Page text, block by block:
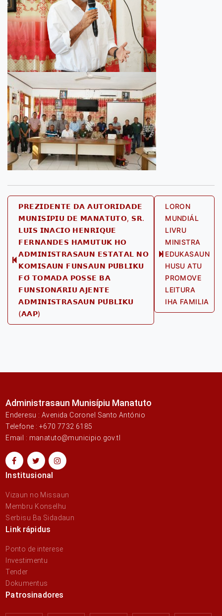
Post
navigation
Previous
post:
𝗣𝗥𝗘𝗭𝗜𝗗𝗘𝗡𝗧𝗘 𝗗𝗔 𝗔𝗨𝗧𝗢𝗥𝗜𝗗𝗔𝗗𝗘
𝗠𝗨𝗡𝗜𝗦𝗜́𝗣𝗜𝗨 𝗗𝗘 𝗠𝗔𝗡𝗔𝗧𝗨𝗧𝗢, 𝗦𝗥.
𝗟𝗨𝗜𝗦 𝗜𝗡𝗔𝗖𝗜𝗢 𝗛𝗘𝗡𝗥𝗜𝗤𝗨𝗘
𝗙𝗘𝗥𝗡𝗔𝗡𝗗𝗘𝗦 𝗛𝗔𝗠𝗨𝗧𝗨𝗞 𝗛𝗢
𝗔𝗗𝗠𝗜𝗡𝗜𝗦𝗧𝗥𝗔𝗦𝗔𝗨𝗡 𝗘𝗦𝗧𝗔𝗧𝗔𝗟 𝗡𝗢
𝗞𝗢𝗠𝗜𝗦𝗔𝗨𝗡 𝗙𝗨𝗡𝗦𝗔𝗨𝗡 𝗣𝗨́𝗕𝗟𝗜𝗞𝗨
𝗙𝗢́ 𝗧𝗢𝗠𝗔𝗗𝗔 𝗣𝗢𝗦𝗦𝗘 𝗕𝗔
𝗙𝗨𝗡𝗦𝗜𝗢𝗡𝗔́𝗥𝗜𝗨 𝗔𝗝𝗘𝗡𝗧𝗘
𝗔𝗗𝗠𝗜𝗡𝗜𝗦𝗧𝗥𝗔𝗦𝗔𝗨𝗡 𝗣𝗨́𝗕𝗟𝗜𝗞𝗨
(𝗔𝗔𝗣)
Next
post:
LORON
MUNDIÁL
LIVRU
MINISTRA
EDUKASAUN
HUSU ATU
PROMOVE
LEITURA
IHA FAMILIA
Administrasaun Munisípiu Manatuto
Enderesu : Avenida Coronel Santo António
Telefone : +670 7732 6185
Email : manatuto@municipio.gov.tl
Institusional
Vizaun no Missaun
Membru Konselhu
Serbisu Ba Sidadaun
Link rápidus
Ponto de interese
Investimentu
Tender
Dokumentus
Patrosinadores